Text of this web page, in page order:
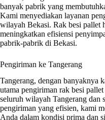
banyak pabrik yang
Kami menyediakan layanan
wilayah Bekasi. Rak besi pallet
meningkatkan efisiensi
pabrik-pabrik di Bekasi.
Pengiriman ke Tangerang
Tangerang, dengan banyaknya
utama pengiriman rak besi
seluruh wilayah Tangerang dan
pengiriman yang efisien, kami
Anda dalam kondisi prima dan